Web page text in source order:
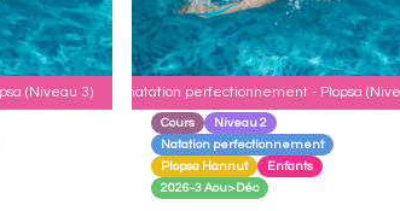
(Niveau 3)Cours de natation perfectionnement - Plopsa
Cours
Niveau 2
Natation perfectionnement
Plopsa Hannut
Enfants
2026-3 Aou>Déc